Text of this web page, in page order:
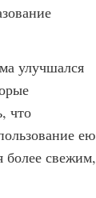
улучшался
что
ею
более свежим,